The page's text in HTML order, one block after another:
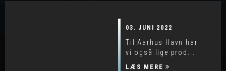
03. JUNI 2022
Til Aarhus Havn har
vi også lige prod...
LÆS MERE